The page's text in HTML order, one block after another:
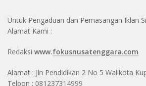
Untuk Pengaduan dan Pemasangan Iklan
Alamat Kami :
Redaksi www.fokusnusatenggara.com
Alamat : Jln Pendidikan 2 No 5 Walikota
Telpon : 081237314999